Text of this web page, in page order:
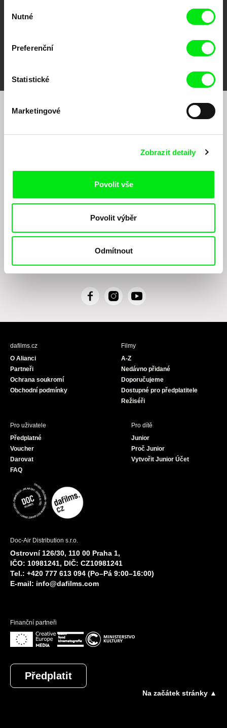
souhlasu
Nutné
Preferenční
Statistické
Marketingové
Zobrazit detaily
Povolit vše
Povolit výběr
Odmítnout
Chcete být pravidelně informováni o našem
elektronickými prostředky a souvisejícím zpracováním osobních údajů pro účely
Zásady zpracování osobních údajů, textu rozumím a souhlasím s ním, přičemž
F
c
I
s
Y
u
dafilms.cz
O Alianci
Partneři
Ochrana soukromí
Obchodní podmínky
Filmy
A-Z
Nedávno přidané
Doporučujeme
Dostupné pro předplatitele
Režiséři
Pro uživatele
Předplatné
Voucher
Darovat
FAQ
Pro dítě
Junior
Proč Junior
Vytvořit Junior Účet
Doc-Air Distribution s.r.o.
Ostrovní 126/30, 110 00 Praha 1,
IČO: 10981241, DIČ: CZ10981241
Tel.: +420 777 613 094 (Po–Pá 9:00–16:00)
E-mail: info@dafilms.com
Finanční partneři
Předplatit
Na začátek stránky ▲